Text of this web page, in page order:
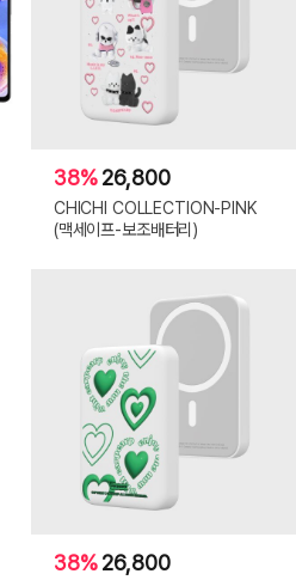
38%26,800
CHICHI COLLECTION-PINK
(맥세이프-보조배터리)
38%26,800